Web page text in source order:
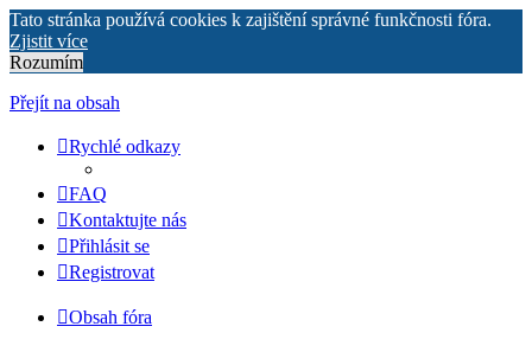
Tato stránka používá cookies k zajištění správné funkčnosti fóra.
Zjistit více
Rozumím
Přejít na obsah
Rychlé odkazy
FAQ
Kontaktujte nás
Přihlásit se
Registrovat
Obsah fóra